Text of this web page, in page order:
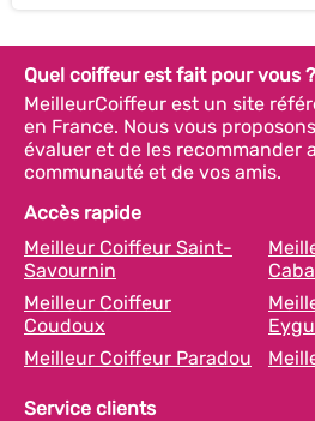
Quel coiffeur est fait pour vous ?
MeilleurCoiffeur est un site
en France. Nous vous
évaluer et de les recommander
communauté et de vos amis.
Accès rapide
Meilleur Coiffeur Saint-
Savournin
Meilleur Coiffeur
Coudoux
Meilleur Coiffeur Paradou
Service clients